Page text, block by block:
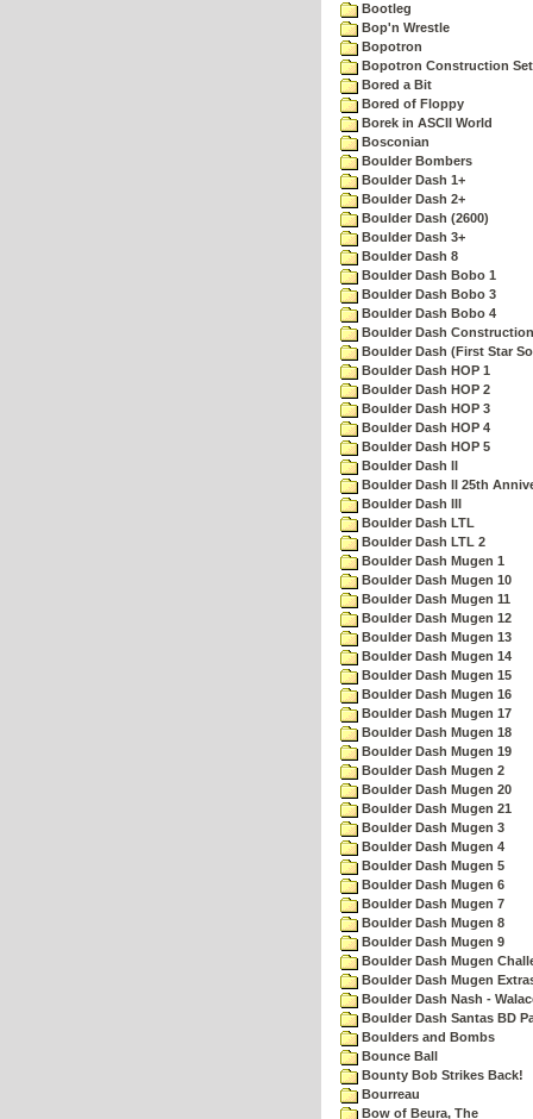
Bootleg
Bop'n Wrestle
Bopotron
Bopotron Construction Set
Bored a Bit
Bored of Floppy
Borek in ASCII World
Bosconian
Boulder Bombers
Boulder Dash 1+
Boulder Dash 2+
Boulder Dash (2600)
Boulder Dash 3+
Boulder Dash 8
Boulder Dash Bobo 1
Boulder Dash Bobo 3
Boulder Dash Bobo 4
Boulder Dash
Boulder Dash (First Star
Boulder Dash HOP 1
Boulder Dash HOP 2
Boulder Dash HOP 3
Boulder Dash HOP 4
Boulder Dash HOP 5
Boulder Dash II
Boulder Dash II 25th
Boulder Dash III
Boulder Dash LTL
Boulder Dash LTL 2
Boulder Dash Mugen 1
Boulder Dash Mugen 10
Boulder Dash Mugen 11
Boulder Dash Mugen 12
Boulder Dash Mugen 13
Boulder Dash Mugen 14
Boulder Dash Mugen 15
Boulder Dash Mugen 16
Boulder Dash Mugen 17
Boulder Dash Mugen 18
Boulder Dash Mugen 19
Boulder Dash Mugen 2
Boulder Dash Mugen 20
Boulder Dash Mugen 21
Boulder Dash Mugen 3
Boulder Dash Mugen 4
Boulder Dash Mugen 5
Boulder Dash Mugen 6
Boulder Dash Mugen 7
Boulder Dash Mugen 8
Boulder Dash Mugen 9
Boulder Dash Mugen
Boulder Dash Mugen
Boulder Dash Nash -
Boulder Dash Santas BD
Boulders and Bombs
Bounce Ball
Bounty Bob Strikes Back!
Bourreau
Bow of Beura, The